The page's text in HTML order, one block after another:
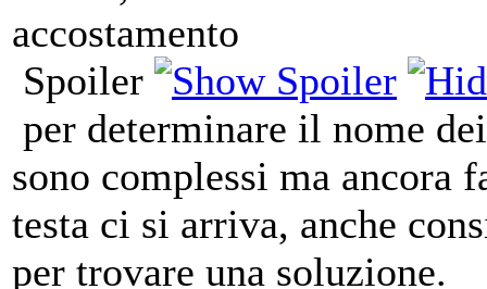
accostamento
Spoiler
per determinare il nome
sono complessi ma ancora
testa ci si arriva, anche
per trovare una soluzione.